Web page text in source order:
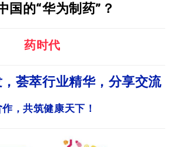
国的“华为制药”？
药时代
荟萃行业精华，分享交流
作，共筑健康天下！